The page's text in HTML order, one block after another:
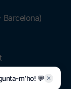
Barcelona)
m’ho! 💬 ✕